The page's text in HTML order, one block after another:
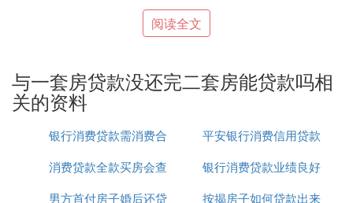
『贰』 首套房按揭没还完可以贷款买二套
首套房按揭没还完可以贷款买二套房。具体情况如
下：
如果首套房申请的是商业贷款：在首套房贷款没
有还清的前提下，用户可以贷款买第二套房。此
时，第二套房可以申请公积金贷款或者商业贷
款。
阅读全文
与一套房贷款没还完二套房能贷款吗相
关的资料
银行消费贷款需消费合
同吗
平安银行消费信用贷款
利率
消费贷款全款买房会查
吗
银行消费贷款业绩良好
简报
男方首付房子婚后还贷
按揭房子如何贷款出来